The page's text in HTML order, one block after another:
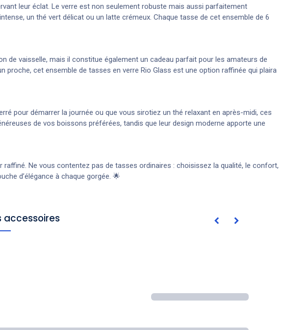
leur éclat. Le verre est non seulement robuste mais aussi parfaitement
un thé vert délicat ou un latte crémeux. Chaque tasse de cet ensemble de 6
de vaisselle, mais il constitue également un cadeau parfait pour les amateurs de
cet ensemble de tasses en verre Rio Glass est une option raffinée qui plaira
pour démarrer la journée ou que vous sirotiez un thé relaxant en après-midi, ces
de vos boissons préférées, tandis que leur design moderne apporte une
Ne vous contentez pas de tasses ordinaires : choisissez la qualité, le confort,
d’élégance à chaque gorgée. 🌟
accessoires